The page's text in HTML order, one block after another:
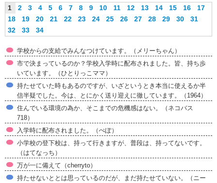
1 2 3 4 5 6 7 8 9 10 11 12 13 14 15 16
17
18
19 20 21 22 23 24 25 26 27 28 29 30
31
32
33 34
学校からの支給でみんなつけています。（メリーちゃん）
市で決まっているのか？学校入学時に配布されました。皆、持ち歩
いています。（ひとりっこママ）
持たせていた時もあるのですが、いざというとき本当に使えるか半
信半疑でした。今は、とにかく送り迎えに徹しています。（1964）
住んでいる環境の為か、そこまでの危機感はない。（ネコバス
718）
入学時に配布されました。（ぺぽ）
小学校の登下校は、持って行きますが、普段は、持ってないです。
（はてなっち）
万が一に備えて（cherryto）
持たせないととは思っているのだが、まだ持たせていない。（ニー